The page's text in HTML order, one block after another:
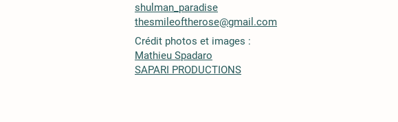
shulman_paradise
thesmileoftherose@gmail.com
Crédit photos et images :
Mathieu Spadaro
SAPARI PRODUCTIONS